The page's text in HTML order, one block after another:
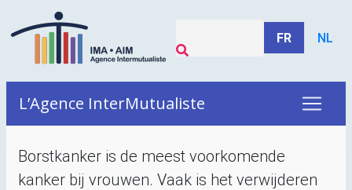
FR NL
L’Agence InterMutualiste
Borstkanker is de meest voorkomende
kanker bij vrouwen. Vaak is het verwijderen